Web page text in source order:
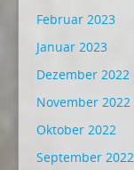
Februar 2023
Januar 2023
Dezember 2022
November 2022
Oktober 2022
September 2022